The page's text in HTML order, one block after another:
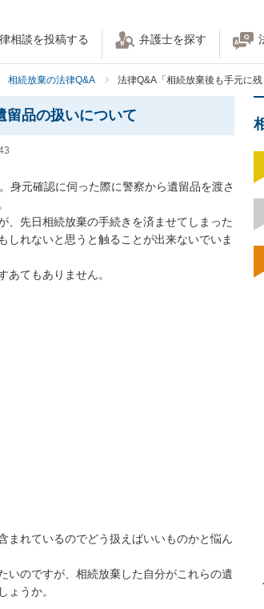
相談を投稿する 弁護士を探す
相続放棄の法律Q&A 法律Q&A「相続放棄後も手元に
留品の扱いについて
身元確認に伺った際に警察から遺留品を渡さ
、先日相続放棄の手続きを済ませてしまった
しれないと思うと触ることが出来ないでいま
あてもありません。
まれているのでどう扱えばいいものかと悩ん
いのですが、相続放棄した自分がこれらの遺
ょうか。